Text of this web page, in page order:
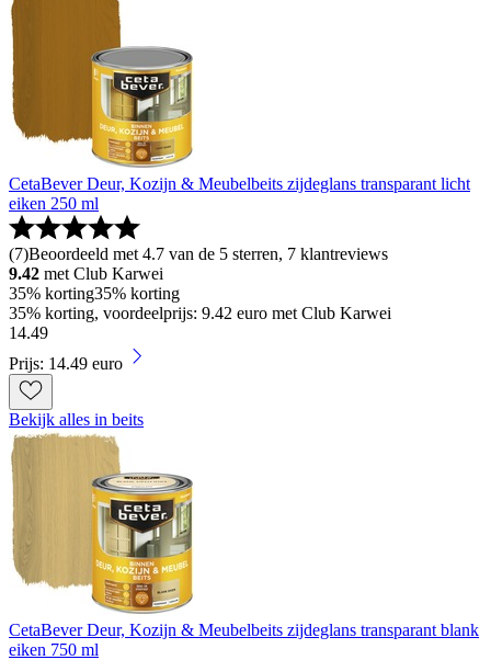
CetaBever Deur, Kozijn & Meubelbeits zijdeglans transparant licht
eiken 250 ml
(7)Beoordeeld met 4.7 van de 5 sterren, 7 klantreviews
9.42 met Club Karwei
35% korting35% korting
35% korting, voordeelprijs: 9.42 euro met Club Karwei
14.49
Prijs: 14.49 euro
Bekijk alles in beits
CetaBever Deur, Kozijn & Meubelbeits zijdeglans transparant blank
eiken 750 ml